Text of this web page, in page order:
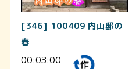
[346] 100409 内山邸の
春
00:03:00